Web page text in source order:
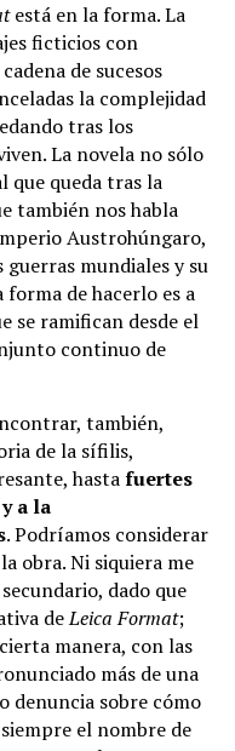
está en la forma. La
ficticios con
de sucesos
la complejidad
tras los
La novela no sólo
que queda tras la
también nos habla
Austrohúngaro,
mundiales y su
de hacerlo es a
se ramifican desde el
continuo de
también,
de la sífilis,
hastafuertes
a la
. Podríamos considerar
obra. Ni siquiera me
dado que
deLeica Format;
manera, con las
más de una
denuncia sobre cómo
el nombre de